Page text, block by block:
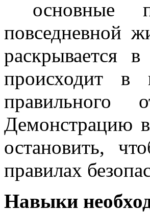
основные
повседневной
раскрывается
происходит в
правильного
Демонстрацию
остановить,
правилах
Навыки